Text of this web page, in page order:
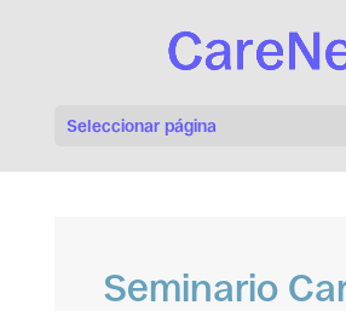
Seleccionar página
Seminario